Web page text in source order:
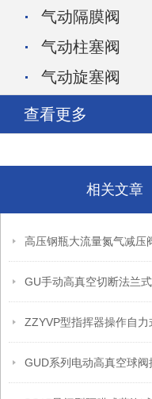
气动隔膜阀
气动柱塞阀
气动旋塞阀
查看更多
相关文章
高压钢瓶大流量氮气减压
GU手动高真空切断法兰
GUD系列电动高真空球阀